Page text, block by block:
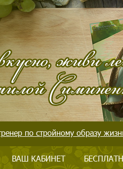
по стройному образу
ВАШ КАБИНЕТ